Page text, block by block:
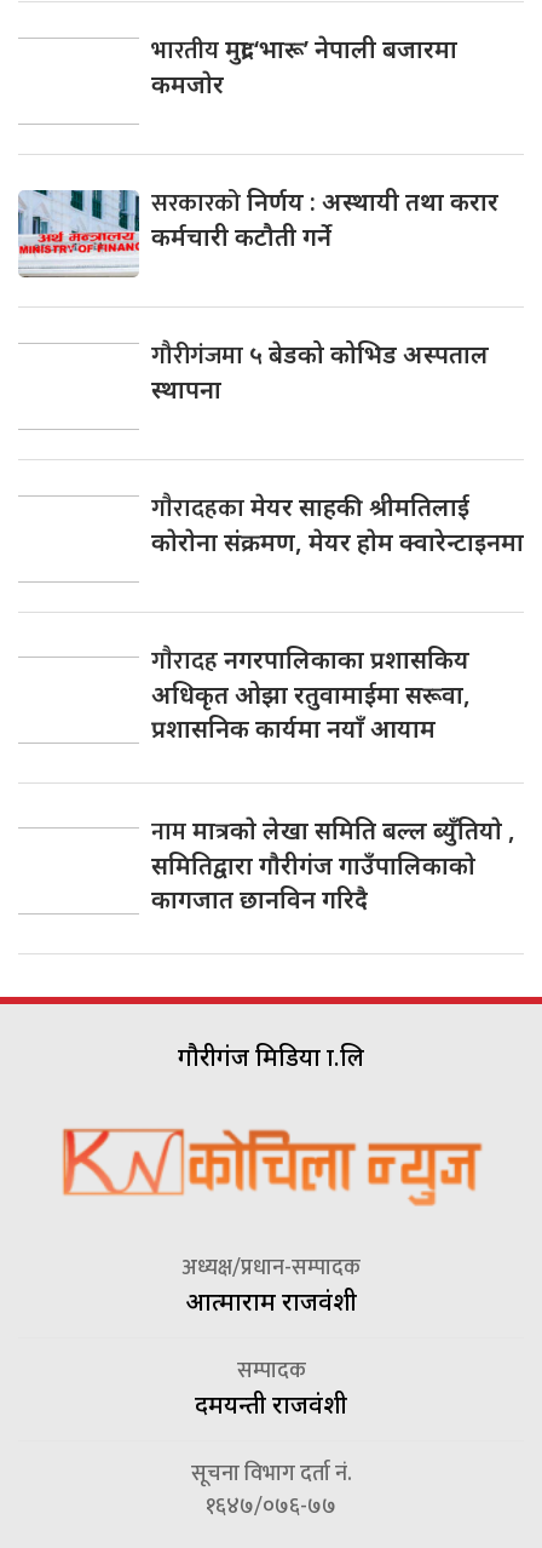
भारतीयमुद्रा ‘भारू’ नेपाली बजारमा
कमजाेर
सरकारकोनिर्णय : अस्थायी तथा करार
कर्मचारी कटौती गर्ने
गौरीगंजमा ५ बेडको कोभिड अस्पताल
स्थापना
गाैरादहकामेयर साहकी श्रीमतिलाई
काेराेना संक्रमण, मेयर हाेम क्वारेन्टाइनमा
गाैरादहनगरपालिकाका प्रशासकिय
अधिकृत ओझा रतुवामाईमा सरूवा,
प्रशासनिक कार्यमा नयाँ आयाम
नाममात्रकाे लेखा समिति बल्ल ब्युँतियाे ,
समितिद्वारा गाैरीगंज गाउँपालिकाकाे
कागजात छानविन गरिदै
गौरीगंज मिडिया प्रा.लि
अध्यक्ष/प्रधान-सम्पादक
आत्माराम राजवंशी
सम्पादक
दमयन्ती राजवंशी
सूचना विभाग दर्ता नं.
१६४७/०७६-७७